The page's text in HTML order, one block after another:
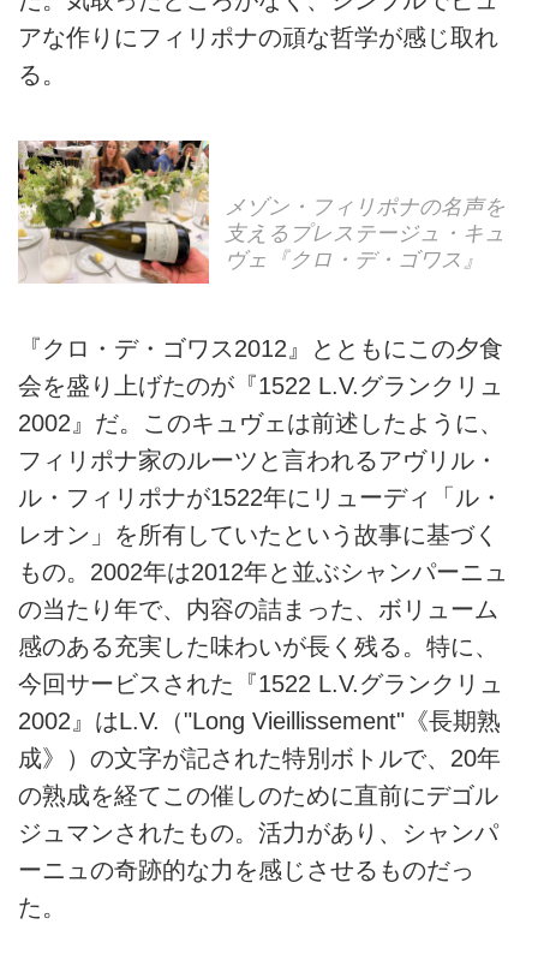
アな作りにフィリポナの頑な哲学が感じ取れ
る。
メゾン・フィリポナの名声を
支えるプレステージュ・キュ
ヴェ『クロ・デ・ゴワス』
『クロ・デ・ゴワス2012』とともにこの夕食
会を盛り上げたのが『1522 L.V.グランクリュ
2002』だ。このキュヴェは前述したように、
フィリポナ家のルーツと言われるアヴリル・
ル・フィリポナが1522年にリューディ「ル・
レオン」を所有していたという故事に基づく
もの。2002年は2012年と並ぶシャンパーニュ
の当たり年で、内容の詰まった、ボリューム
感のある充実した味わいが長く残る。特に、
今回サービスされた『1522 L.V.グランクリュ
2002』はL.V.（"Long Vieillissement"《長期熟
成》）の文字が記された特別ボトルで、20年
の熟成を経てこの催しのために直前にデゴル
ジュマンされたもの。活力があり、シャンパ
ーニュの奇跡的な力を感じさせるものだっ
た。